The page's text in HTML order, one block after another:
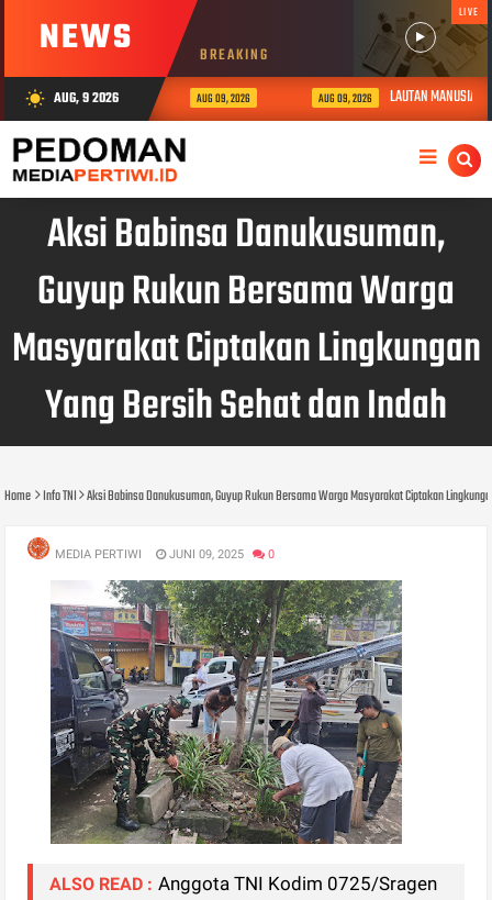
NEWS BREAKING
LIVE
wb_sunny AUG, 9 2026 AUG 09, 2026 AUG 09, 2026 LAUTAN MANUSIA
Aksi Babinsa Danukusuman,
Guyup Rukun Bersama Warga
Masyarakat Ciptakan Lingkungan
Yang Bersih Sehat dan Indah
Home Info TNI Aksi Babinsa Danukusuman, Guyup Rukun Bersama Warga Masyarakat Ciptakan
MEDIA PERTIWI JUNI 09, 2025 0
ALSO READ : Anggota TNI Kodim 0725/Sragen